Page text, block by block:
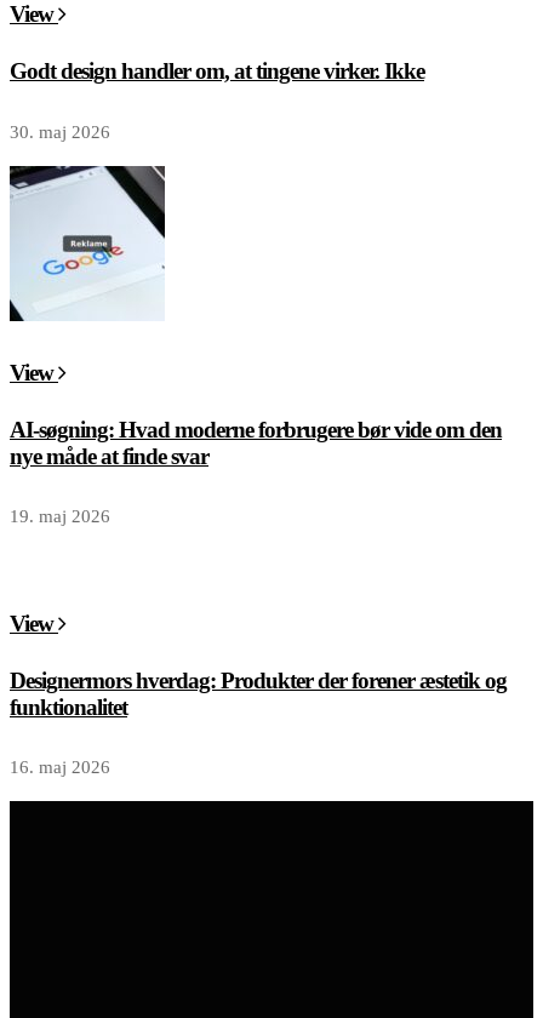
View
Godt design handler om, at tingene virker. Ikke
30. maj 2026
View
AI-søgning: Hvad moderne forbrugere bør vide om den
nye måde at finde svar
19. maj 2026
View
Designermors hverdag: Produkter der forener æstetik og
funktionalitet
16. maj 2026